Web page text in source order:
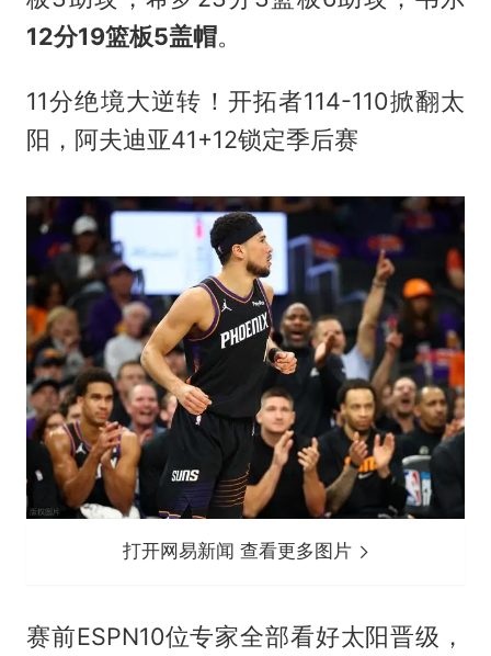
12分19篮板5盖帽。
11分绝境大逆转！开拓者114-110掀翻太
阳，阿夫迪亚41+12锁定季后赛
打开网易新闻 查看更多图片
赛前ESPN10位专家全部看好太阳晋级，